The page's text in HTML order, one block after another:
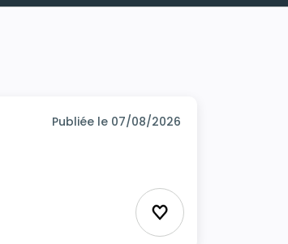
Publiée le 07/08/2026
Ajouter aux